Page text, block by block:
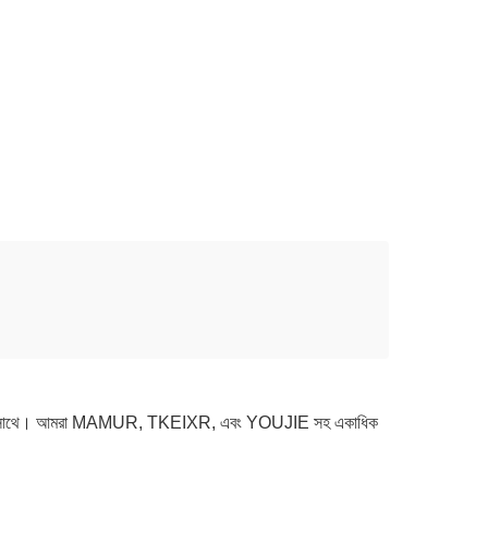
সাথে। আমরা MAMUR, TKEIXR, এবং YOUJIE সহ একাধিক